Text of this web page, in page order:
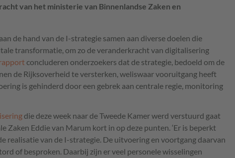
van het ministerie van Binnenlandse Zaken en
de hand van de I-strategie samen aan diverse doelen die
transformatie, om zo de veranderkracht van digitalisering
concluderen onderzoekers dat de strategie, bedoeld om de
de Rijksoverheid te versterken, weliswaar vooruitgang heeft
is gehinderd door een gebrek aan centrale regie, monitoring
die deze week naar de Tweede Kamer werd verstuurd gaat
Zaken Eddie van Marum kort in op deze punten. ‘Er is beperkt
realisatie van de I-strategie. De uitvoering en voortgang daarvan
of besproken. Daarbij zijn er veel personele wisselingen